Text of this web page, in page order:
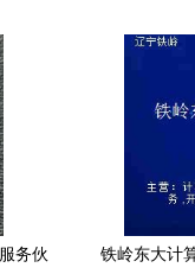
务伙
铁岭东大计